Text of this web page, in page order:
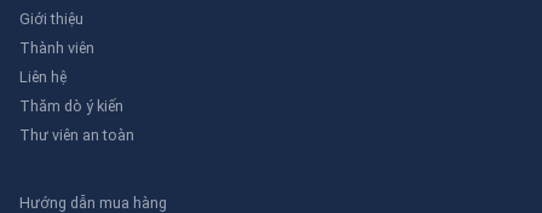
Giới thiệu
Thành viên
Liên hệ
Thăm dò ý kiến
Thư viên an toàn
Hướng dẫn mua hàng